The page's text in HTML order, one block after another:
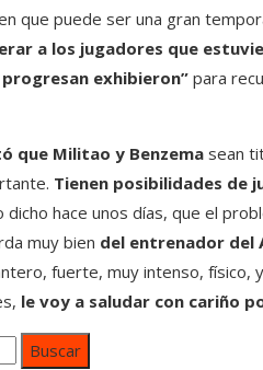
que puede ser una gran
a los jugadores que
exhibieron” para
que Militao y Benzema sean
Tienen posibilidades de
dicho hace unos días, que el
muy bien del entrenador del
fuerte, muy intenso,
le voy a saludar con cariño